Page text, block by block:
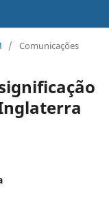
/ Comunicações